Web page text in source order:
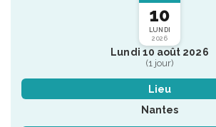
10
LUNDI
2026
Lundi 10 août 2026
(1 jour)
Lieu
Nantes